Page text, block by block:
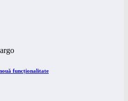
funcționalitate